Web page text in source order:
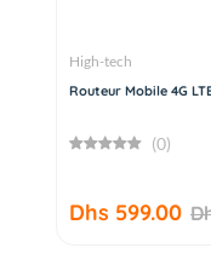
High-tech
Routeur Mobile 4G
(0)
Dhs 599.00